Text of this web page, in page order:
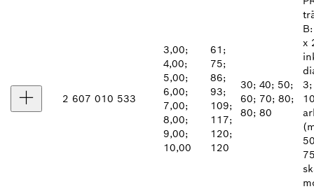
2 607 010 533
3,00;
4,00;
5,00;
6,00;
7,00;
8,00;
9,00;
10,00
61;
75;
86;
93;
109;
117;
120;
120
30; 40; 50;
60; 70; 80;
80; 80
x